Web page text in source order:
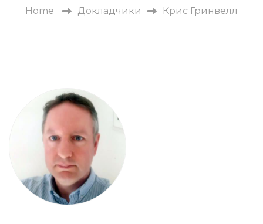
Home Докладчики Крис Гринвелл